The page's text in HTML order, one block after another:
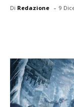
Di Redazione - 9